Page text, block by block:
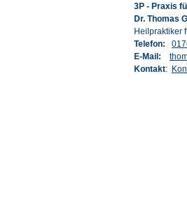
3P - Praxis
Dr. Thomas
Heilpraktiker
Telefon:
E-Mail:
Kontakt: